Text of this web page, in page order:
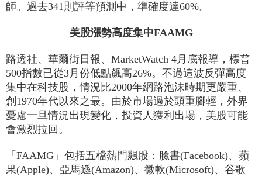
師。過去341則評等預測中，準確度達60%。
美股漲勢高度集中FAAMG
路透社、華爾街日報、MarketWatch 4月底報導，標普
500指數已從3月份低點飆高26%。不過這波反彈高度
集中在科技股，情況比2000年網路泡沫時期更嚴重、
創1970年代以來之最。由於市場過於頭重腳輕，外界
憂慮一旦情況出現變化，投資人獲利出場，美股可能
會激烈拉回。
「FAAMG」包括五檔熱門飆股：臉書(Facebook)、蘋
果(Apple)、亞馬遜(Amazon)、微軟(Microsoft)、谷歌